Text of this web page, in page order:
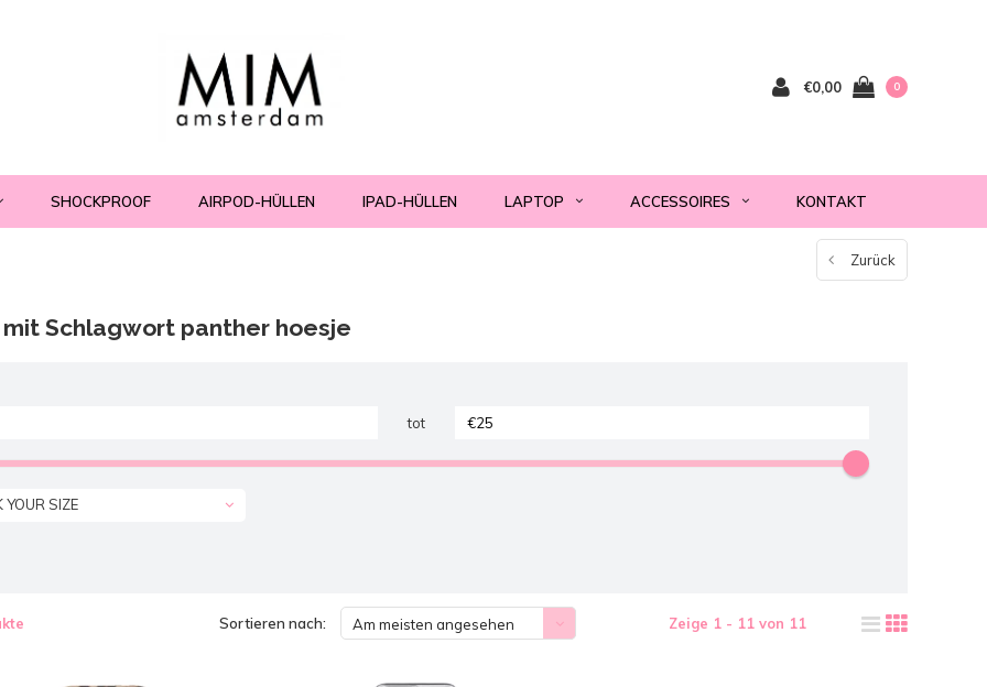
€0,00 0
SHOCKPROOF AIRPOD-HÜLLEN IPAD-HÜLLEN LAPTOP ACCESSOIRES KONTAKT
Zurück
Schlagwort panther hoesje
tot
YOUR SIZE
Sortieren nach: Am meisten angesehen Zeige 1 - 11 von 11